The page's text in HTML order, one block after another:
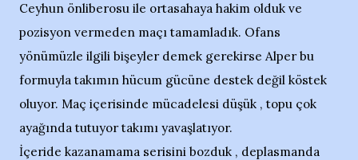
Ceyhun önliberosu ile ortasahaya hakim olduk ve
pozisyon vermeden maçı tamamladık. Ofans
yönümüzle ilgili bişeyler demek gerekirse Alper bu
formuyla takımın hücum gücüne destek değil köstek
oluyor. Maç içerisinde mücadelesi düşük , topu çok
ayağında tutuyor takımı yavaşlatıyor.
İçeride kazanamama serisini bozduk , deplasmanda